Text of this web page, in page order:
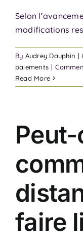
Selon
modifications
By Audrey Dauphin |
paiements |
Read More
faire